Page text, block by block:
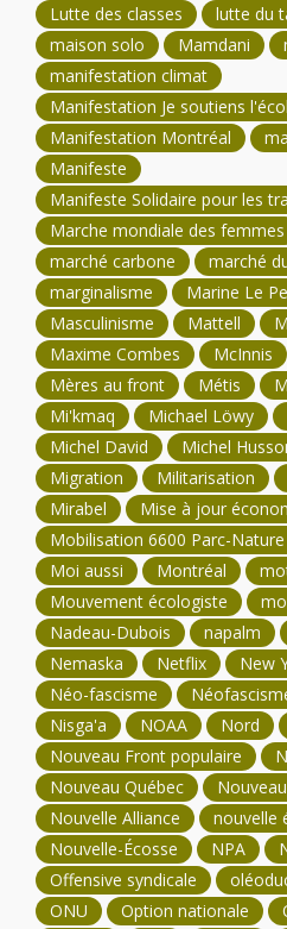
Lutte des classes lutte du
maison solo
Mamdani
manifestation climat
Manifestation Je soutiens
Manifestation Montréal
Manifeste
Manifeste Solidaire pour les
Marche mondiale des femmes
marché carbone
marché
marginalisme
Marine Le
Masculinisme
Mattell
Maxime Combes
McInnis
Mères au front
Métis
Mi'kmaq
Michael Löwy
Michel David
Michel
Migration
Militarisation
Mirabel
Mise à jour
Mobilisation 6600 Parc-
Moi aussi
Montréal
Mouvement écologiste
Nadeau-Dubois
napalm
Nemaska
Netflix
New
Néo-fascisme
Nisga'a
NOAA Nord
Nouveau Front populaire
Nouveau Québec
Nouvelle Alliance
nouvelle
Nouvelle-Écosse
NPA
Offensive syndicale
ONU
Option nationale